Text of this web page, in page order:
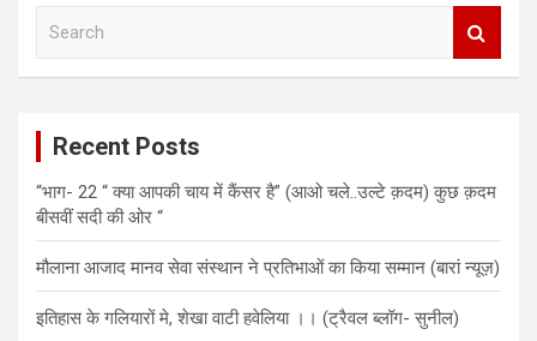
Recent Posts
“भाग- 22 “ क्या आपकी चाय में कैंसर है” (आओ चले..उल्टे क़दम) कुछ क़दम
बीसवीं सदी की ओर “
मौलाना आजाद मानव सेवा संस्थान ने प्रतिभाओं का किया सम्मान (बारां न्यूज़)
इतिहास के गलियारों मे, शेखा वाटी हवेलिया ।। (ट्रैवल ब्लॉग- सुनील)